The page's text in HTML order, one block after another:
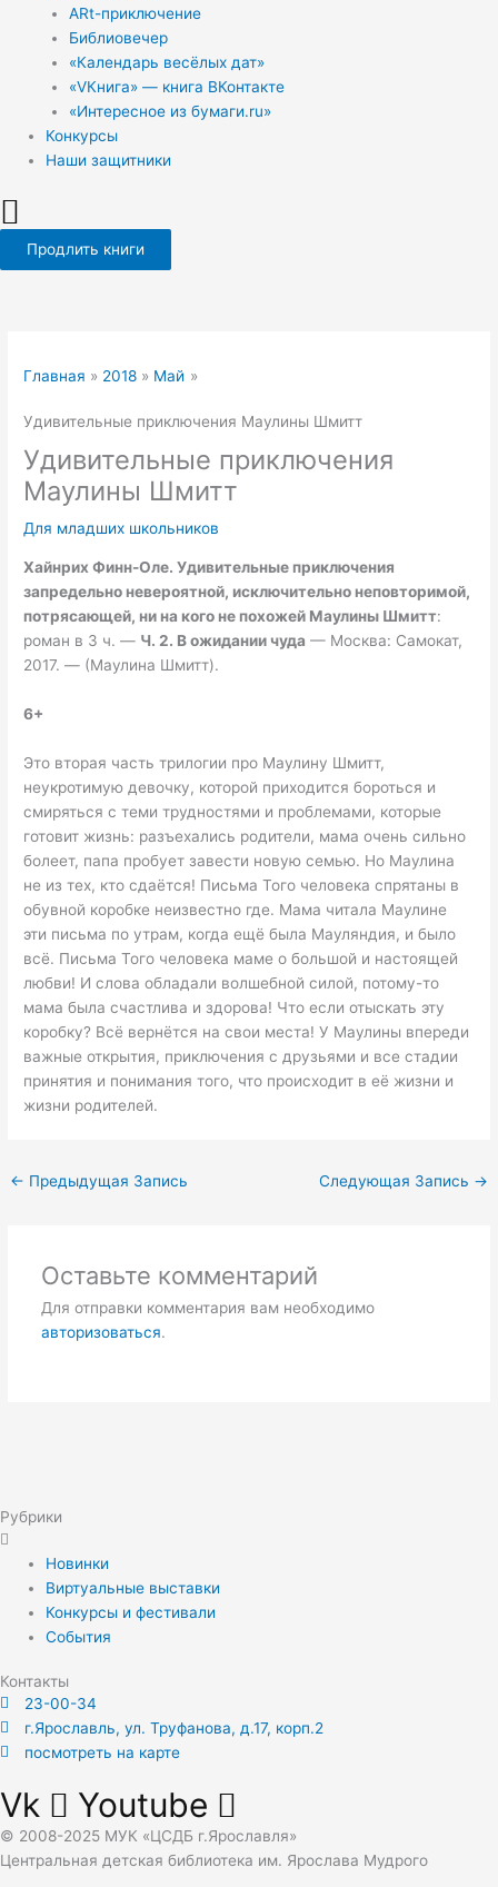
ARt-приключение
Библиовечер
«Календарь весёлых дат»
«VКнига» — книга ВКонтакте
«Интересное из бумаги.ru»
Конкурсы
Наши защитники
Продлить книги
Главная 2018 Май
Удивительные приключения Маулины Шмитт
Удивительные приключения
Маулины Шмитт
Для младших школьников
Хайнрих Финн-Оле. Удивительные приключения
запредельно невероятной, исключительно неповторимой,
потрясающей, ни на кого не похожей Маулины Шмитт:
роман в 3 ч. — Ч. 2. В ожидании чуда — Москва: Самокат,
2017. — (Маулина Шмитт).
6+
Это вторая часть трилогии про Маулину Шмитт,
неукротимую девочку, которой приходится бороться и
смиряться с теми трудностями и проблемами, которые
готовит жизнь: разъехались родители, мама очень сильно
болеет, папа пробует завести новую семью. Но Маулина
не из тех, кто сдаётся! Письма Того человека спрятаны в
обувной коробке неизвестно где. Мама читала Маулине
эти письма по утрам, когда ещё была Мауляндия, и было
всё. Письма Того человека маме о большой и настоящей
любви! И слова обладали волшебной силой, потому-то
мама была счастлива и здорова! Что если отыскать эту
коробку? Всё вернётся на свои места! У Маулины впереди
важные открытия, приключения с друзьями и все стадии
принятия и понимания того, что происходит в её жизни и
жизни родителей.
← Предыдущая Запись Следующая Запись →
Оставьте комментарий
Для отправки комментария вам необходимо
авторизоваться.
Рубрики
Новинки
Виртуальные выставки
Конкурсы и фестивали
События
Контакты
23-00-34
г.Ярославль, ул. Труфанова, д.17, корп.2
посмотреть на карте
Vk Youtube
© 2008-2025 МУК «ЦСДБ г.Ярославля»
Центральная детская библиотека им. Ярослава Мудрого